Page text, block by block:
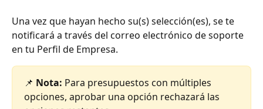
Una vez que hayan hecho su(s) selección(es), se te
notificará a través del correo electrónico de soporte
en tu Perfil de Empresa.
📌 Nota: Para presupuestos con múltiples
opciones, aprobar una opción rechazará las